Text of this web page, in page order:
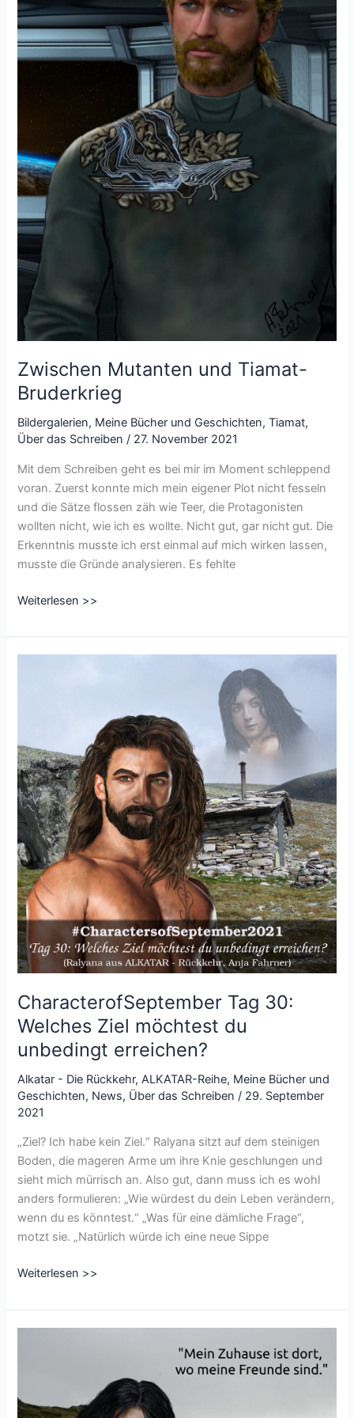
Zwischen Mutanten und Tiamat-
Bruderkrieg
Bildergalerien, Meine Bücher und Geschichten,Tiamat,
Über das Schreiben / 27. November 2021
Mit dem Schreiben geht es bei mir im Moment schleppend
voran. Zuerst konnte mich mein eigener Plot nicht fesseln
und die Sätze flossen zäh wie Teer, die Protagonisten
wollten nicht, wie ich es wollte. Nicht gut, gar nicht gut. Die
Erkenntnis musste ich erst einmal auf mich wirken lassen,
musste die Gründe analysieren. Es fehlte
Zwischen
und
Tiamat-
Weiterlesen >>
CharacterofSeptember Tag 30:
Welches Ziel möchtest du
unbedingt erreichen?
Alkatar - Die Rückkehr,ALKATAR-Reihe, Meine Bücher und
Geschichten, News, Über das Schreiben / 29. September
2021
„Ziel? Ich habe kein Ziel.“ Ralyana sitzt auf dem steinigen
Boden, die mageren Arme um ihre Knie geschlungen und
sieht mich mürrisch an. Also gut, dann muss ich es wohl
anders formulieren: „Wie würdest du dein Leben verändern,
wenn du es könntest.“ „Was für eine dämliche Frage“,
motzt sie. „Natürlich würde ich eine neue Sippe
CharacterofSeptember
30:
Welches
unbedingt
Weiterlesen >>